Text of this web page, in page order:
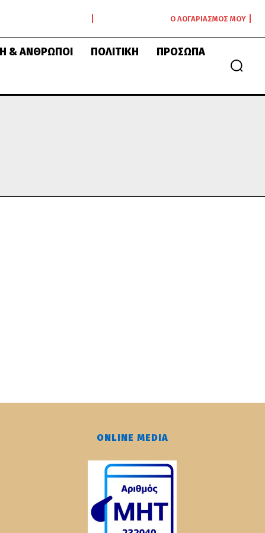
Ο ΛΟΓΑΡΙΑΣΜΌΣ ΜΟΥ
& ΆΝΘΡΩΠΟΙ ΠΟΛΙΤΙΚΉ ΠΡΌΣΩΠΑ
ONLINE MEDIA